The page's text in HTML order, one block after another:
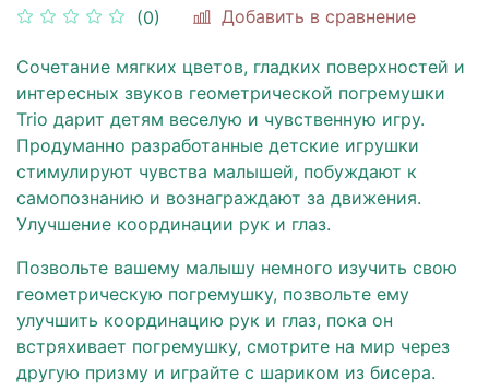
(0) Добавить в сравнение
Сочетание мягких цветов, гладких поверхностей и
интересных звуков геометрической погремушки
Trio дарит детям веселую и чувственную игру.
Продуманно разработанные детские игрушки
стимулируют чувства малышей, побуждают к
самопознанию и вознаграждают за движения.
Улучшение координации рук и глаз.
Позвольте вашему малышу немного изучить свою
геометрическую погремушку, позвольте ему
улучшить координацию рук и глаз, пока он
встряхивает погремушку, смотрите на мир через
другую призму и играйте с шариком из бисера.